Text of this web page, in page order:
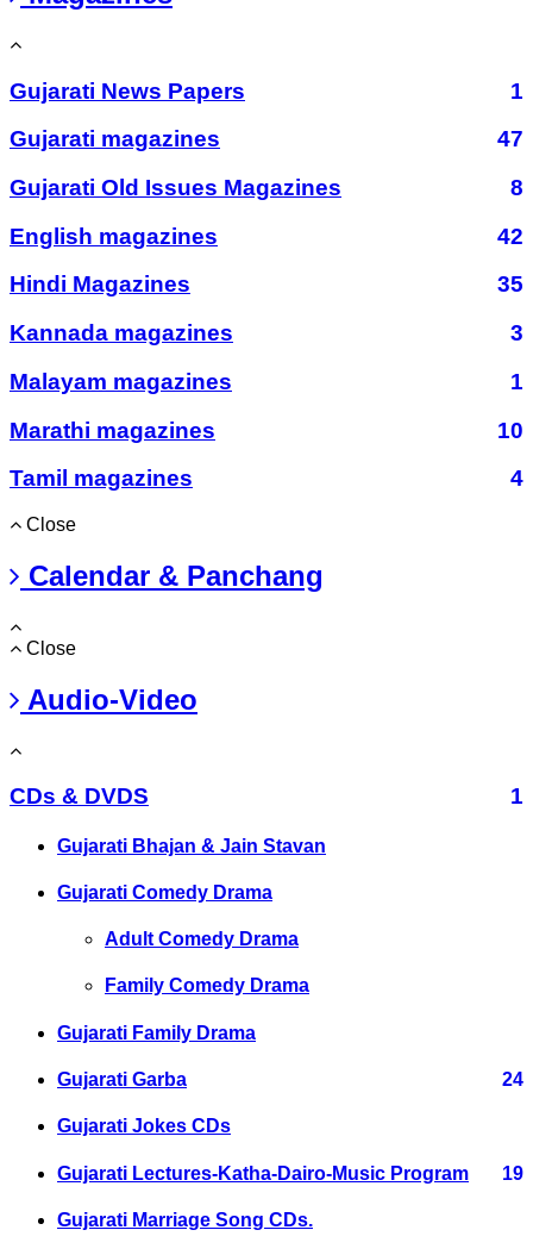
Gujarati News Papers
1
Gujarati magazines
47
Gujarati Old Issues Magazines
8
English magazines
42
Hindi Magazines
35
Kannada magazines
3
Malayam magazines
1
Marathi magazines
10
Tamil magazines
4
Close
Calendar & Panchang
Close
Audio-Video
CDs & DVDS 1
Gujarati Bhajan & Jain Stavan
Gujarati Comedy Drama
Adult Comedy Drama
Family Comedy Drama
Gujarati Family Drama
Gujarati Garba 24
Gujarati Jokes CDs
Gujarati Lectures-Katha-Dairo-Music Program 19
Gujarati Marriage Song CDs.